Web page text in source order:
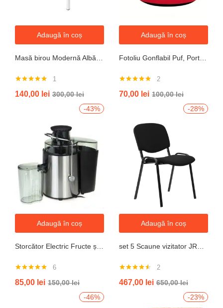
Adaugă în coș
Masă birou Modernă Albă, 100x60x74 cm — Design Minimalist, Blat MDF și Picioare Metalice”
5.00din 5
1
140,00 lei 300,00lei
Adaugă în coș
Fotoliu Gonflabil Puf, Portabil, Portocalie, verde, gri, albastru
5.00din 5
2
70,00 lei 100,00lei
-43%
Adaugă în coș
Storcător Electric Fructe și Legume JRH, 800W, Recipient 500ml, Negru-Gri.
5.00din 5
6
85,00 lei 150,00lei
-28%
Adaugă în coș
set 5 Scaune vizitator JRH, cadru oțel, tapițerie textilă, 200 kg
4.50din 5
2
467,00 lei 650,00lei
-46%
-23%